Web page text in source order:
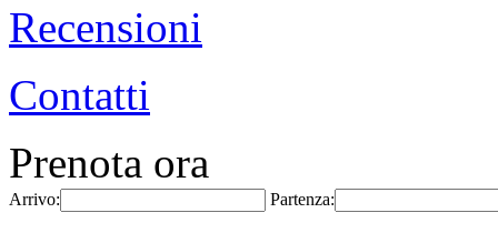
Recensioni
Contatti
Prenota ora
Arrivo: Partenza: